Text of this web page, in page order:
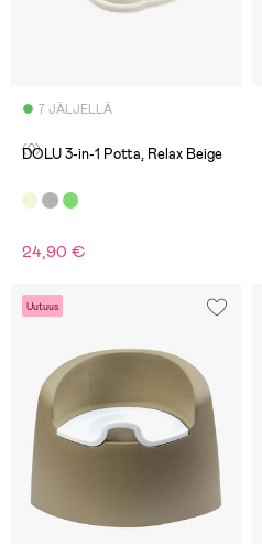
7 JÄLJELLÄ
(0)
DOLU 3-in-1 Potta, Relax Beige
24,90 €
Uutuus